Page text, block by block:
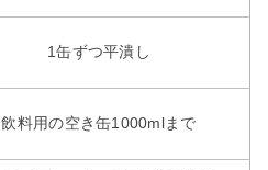
1缶ずつ平潰し
飲料用の空き缶1000mlまで